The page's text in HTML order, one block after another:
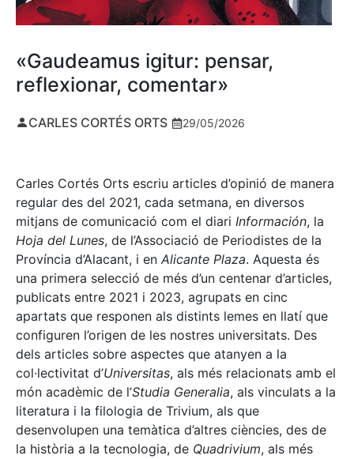
«Gaudeamus igitur: pensar,
reflexionar, comentar»
CARLES CORTÉS ORTS 29/05/2026
Carles Cortés Orts escriu articles d’opinió de manera
regular des del 2021, cada setmana, en diversos
mitjans de comunicació com el diari Información, la
Hoja del Lunes, de l’Associació de Periodistes de la
Província d’Alacant, i en Alicante Plaza. Aquesta és
una primera selecció de més d’un centenar d’articles,
publicats entre 2021 i 2023, agrupats en cinc
apartats que responen als distints lemes en llatí que
configuren l’origen de les nostres universitats. Des
dels articles sobre aspectes que atanyen a la
col·lectivitat d’Universitas, als més relacionats amb el
món acadèmic de l’Studia Generalia, als vinculats a la
literatura i la filologia de Trivium, als que
desenvolupen una temàtica d’altres ciències, des de
la història a la tecnologia, de Quadrivium, als més